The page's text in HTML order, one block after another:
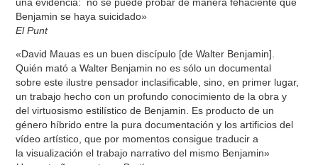
Benjamin se haya suicidado»
El Punt
«David Mauas es un buen discípulo [de Walter Benjamin].
Quién mató a Walter Benjamin no es sólo un documental
sobre este ilustre pensador inclasificable, sino, en primer lugar,
un trabajo hecho con un profundo conocimiento de la obra y
del virtuosismo estilístico de Benjamin. Es producto de un
género híbrido entre la pura documentación y los artificios del
vídeo artístico, que por momentos consigue traducir a
la visualización el trabajo narrativo del mismo Benjamin»